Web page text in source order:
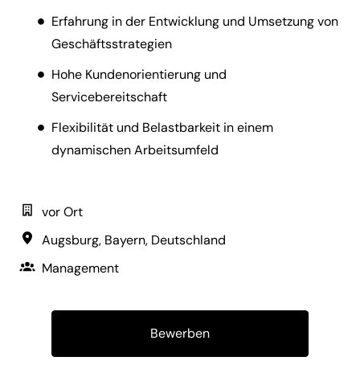
Erfahrung in der Entwicklung und Umsetzung von
Geschäftsstrategien
Hohe Kundenorientierung und
Servicebereitschaft
Flexibilität und Belastbarkeit in einem
dynamischen Arbeitsumfeld
vor Ort
Augsburg, Bayern, Deutschland
Management
Bewerben